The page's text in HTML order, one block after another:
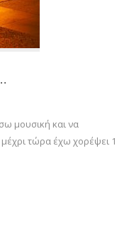
μουσική και να
τώρα έχω χορέψει 1